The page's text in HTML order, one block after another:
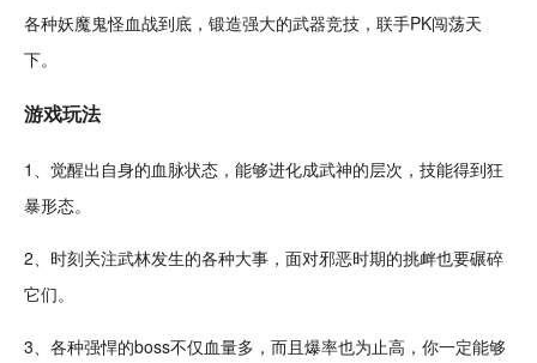
各种妖魔鬼怪血战到底， 锻造强大的武器竞技 ，联手PK闯荡天
下。
游戏玩法
1、 觉醒出自身的血脉状态，能够进化成武神的层次， 技能得到狂
暴形态。
2、时刻关注武林发生的各种大事，面对邪恶时期的挑衅也要碾碎
它们。
3、各种强悍的boss不仅血量多，而且爆率也为止高，你一定能够